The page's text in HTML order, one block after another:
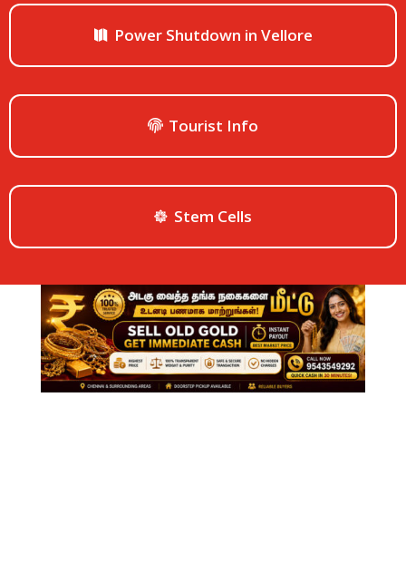
Power Shutdown in Vellore
Tourist Info
Stem Cells